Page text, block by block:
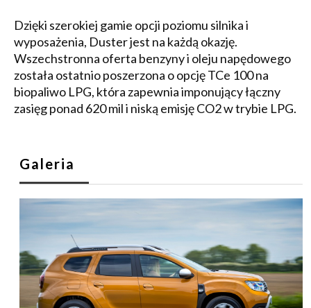
Dzięki szerokiej gamie opcji poziomu silnika i
wyposażenia, Duster jest na każdą okazję.
Wszechstronna oferta benzyny i oleju napędowego
została ostatnio poszerzona o opcję TCe 100 na
biopaliwo LPG, która zapewnia imponujący łączny
zasięg ponad 620 mil i niską emisję CO2 w trybie LPG.
Galeria